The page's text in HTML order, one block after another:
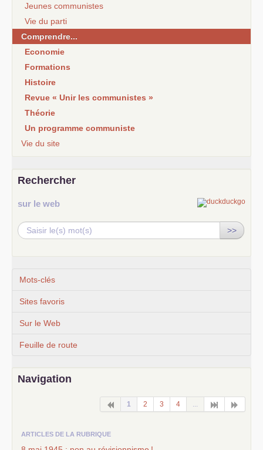
Jeunes communistes
Vie du parti
Comprendre...
Economie
Formations
Histoire
Revue « Unir les communistes »
Théorie
Un programme communiste
Vie du site
Rechercher
sur le web
>>
Mots-clés
Sites favoris
Sur le Web
Feuille de route
Navigation
1 2 3 4
ARTICLES DE LA RUBRIQUE